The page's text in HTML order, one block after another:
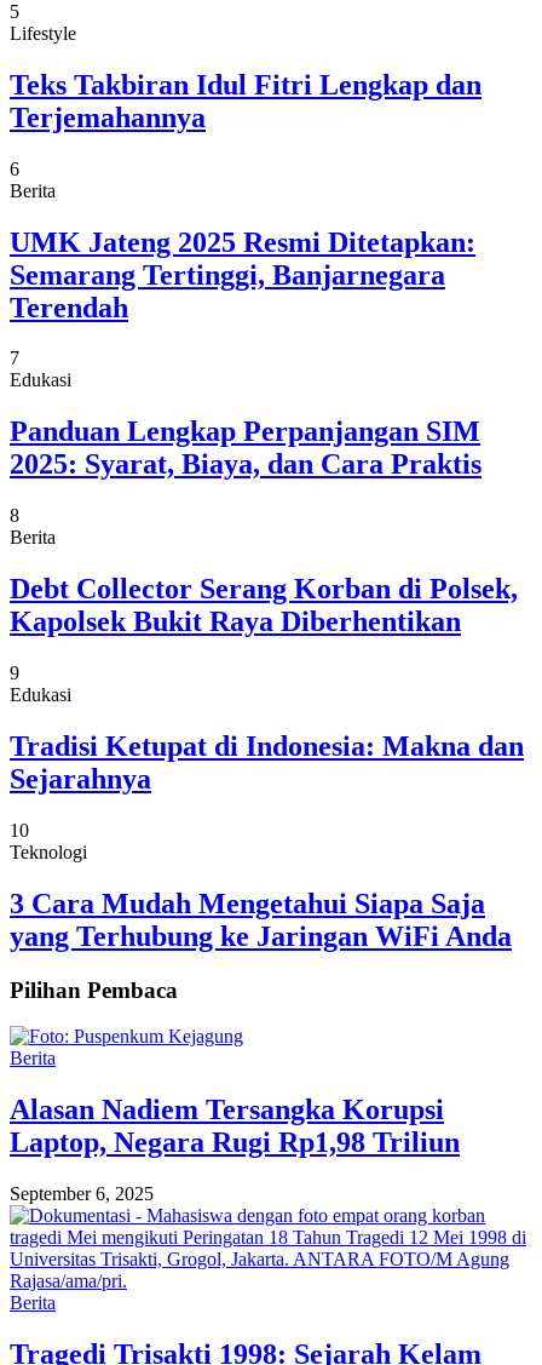
5
Lifestyle
Teks Takbiran Idul Fitri Lengkap dan
Terjemahannya
6
Berita
UMK Jateng 2025 Resmi Ditetapkan:
Semarang Tertinggi, Banjarnegara
Terendah
7
Edukasi
Panduan Lengkap Perpanjangan SIM
2025: Syarat, Biaya, dan Cara Praktis
8
Berita
Debt Collector Serang Korban di Polsek,
Kapolsek Bukit Raya Diberhentikan
9
Edukasi
Tradisi Ketupat di Indonesia: Makna dan
Sejarahnya
10
Teknologi
3 Cara Mudah Mengetahui Siapa Saja
yang Terhubung ke Jaringan WiFi Anda
Pilihan Pembaca
Berita
Alasan Nadiem Tersangka Korupsi
Laptop, Negara Rugi Rp1,98 Triliun
September 6, 2025
Berita
Tragedi Trisakti 1998: Sejarah Kelam